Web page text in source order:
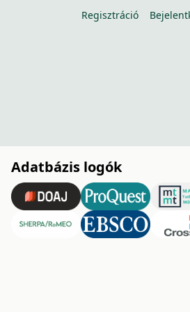
Regisztráció
Adatbázis logók